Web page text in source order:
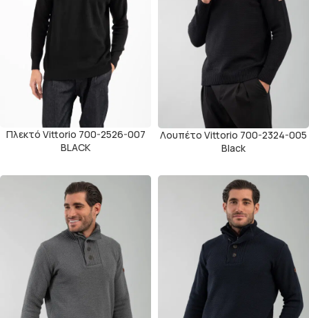
Πλεκτό Vittorio 700-2526-007
BLACK
Λουπέτο Vittorio 700-2324-005
Black